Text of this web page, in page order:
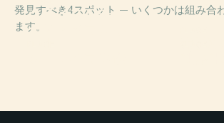
発見すべき4スポット — いくつかは組み合
ます。
クライストチャ
ーチ・タウンホ